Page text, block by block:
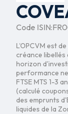
Code ISIN:
L’OPCVM est
créance libellés
horizon
performance
FTSE MTS 1-3
(calculé
des emprunts
liquides de la